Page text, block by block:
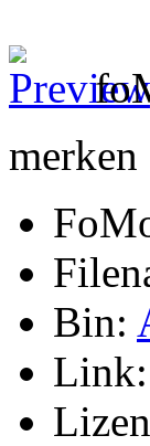
merken
Bin:
Link: